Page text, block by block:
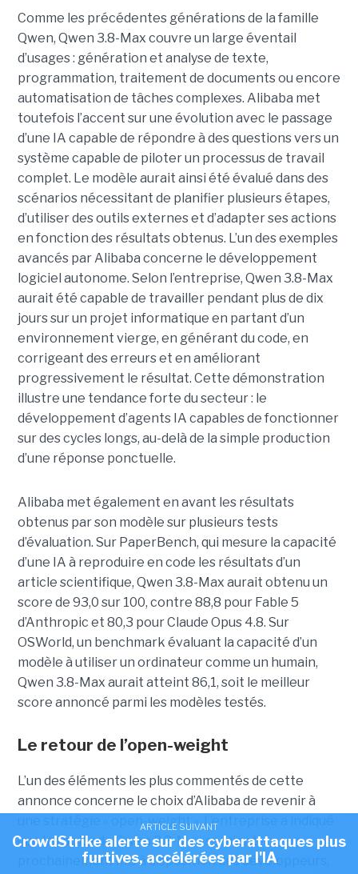
Comme les précédentes générations de la famille
Qwen, Qwen 3.8-Max couvre un large éventail
d’usages : génération et analyse de texte,
programmation, traitement de documents ou encore
automatisation de tâches complexes. Alibaba met
toutefois l’accent sur une évolution avec le passage
d’une IA capable de répondre à des questions vers un
système capable de piloter un processus de travail
complet. Le modèle aurait ainsi été évalué dans des
scénarios nécessitant de planifier plusieurs étapes,
d’utiliser des outils externes et d’adapter ses actions
en fonction des résultats obtenus. L’un des exemples
avancés par Alibaba concerne le développement
logiciel autonome. Selon l’entreprise, Qwen 3.8-Max
aurait été capable de travailler pendant plus de dix
jours sur un projet informatique en partant d’un
environnement vierge, en générant du code, en
corrigeant des erreurs et en améliorant
progressivement le résultat. Cette démonstration
illustre une tendance forte du secteur : le
développement d’agents IA capables de fonctionner
sur des cycles longs, au-delà de la simple production
d’une réponse ponctuelle.
Alibaba met également en avant les résultats
obtenus par son modèle sur plusieurs tests
d’évaluation. Sur PaperBench, qui mesure la capacité
d’une IA à reproduire en code les résultats d’un
article scientifique, Qwen 3.8-Max aurait obtenu un
score de 93,0 sur 100, contre 88,8 pour Fable 5
d’Anthropic et 80,3 pour Claude Opus 4.8. Sur
OSWorld, un benchmark évaluant la capacité d’un
modèle à utiliser un ordinateur comme un humain,
Qwen 3.8-Max aurait atteint 86,1, soit le meilleur
score annoncé parmi les modèles testés.
Le retour de l’open-weight
L’un des éléments les plus commentés de cette
annonce concerne le choix d’Alibaba de revenir à
une stratégie « open-weight ».L’entreprise a indiqué
que les poids de Qwen 3.8-Max seraient
prochainement mis à disposition des développeurs,
ARTICLE SUIVANT
CrowdStrike alerte sur des cyberattaques plus
furtives, accélérées par l'IA